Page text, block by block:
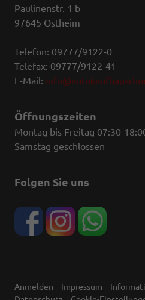
Paulinenstr. 1 b
97645 Ostheim
Telefon: 09777/9122-0
Telefax: 09777/9122-41
E-Mail:
Öffnungszeiten
Montag bis Freitag 07:30-
Samstag geschlossen
Folgen Sie uns
Anmelden Impressum